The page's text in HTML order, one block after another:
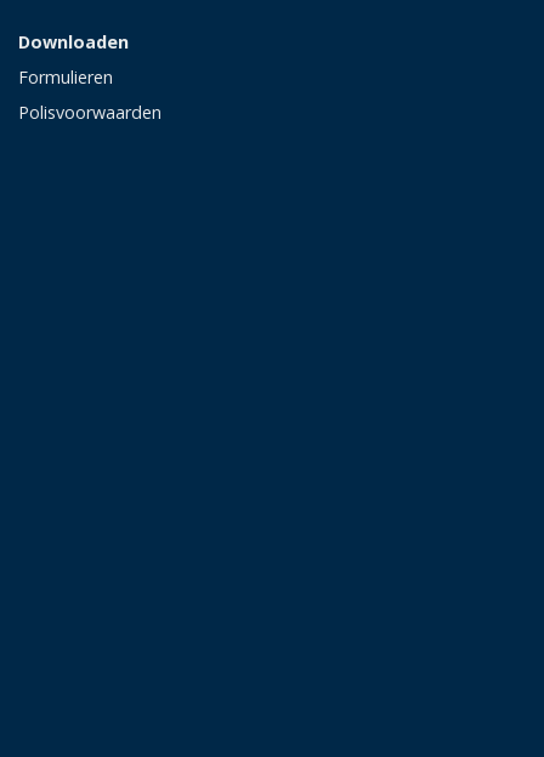
Downloaden
Formulieren
Polisvoorwaarden